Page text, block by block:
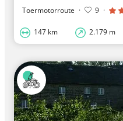
Toermotorroute · 9 ·
147 km 2.179 m